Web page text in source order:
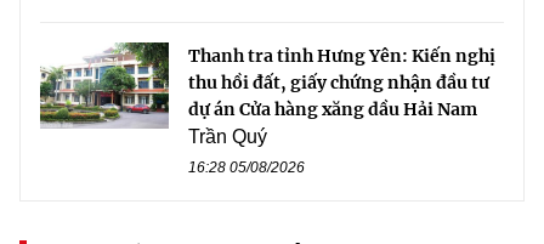
Thanh tra tỉnh Hưng Yên: Kiến nghị
thu hồi đất, giấy chứng nhận đầu tư
dự án Cửa hàng xăng dầu Hải Nam
Trần Quý
16:28 05/08/2026